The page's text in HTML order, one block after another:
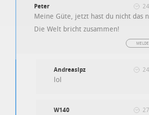
Peter
Meine Güte, jetzt hast du nicht das
Die Welt bricht zusammen!
Andreaslpz
lol
W140